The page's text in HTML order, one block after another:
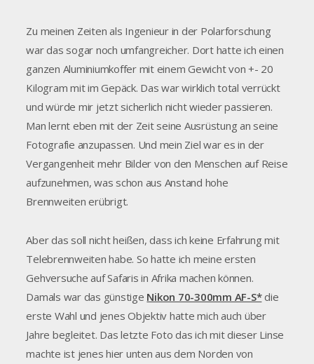
Zu meinen Zeiten als Ingenieur in der Polarforschung
war das sogar noch umfangreicher. Dort hatte ich einen
ganzen Aluminiumkoffer mit einem Gewicht von +- 20
Kilogram mit im Gepäck. Das war wirklich total verrückt
und würde mir jetzt sicherlich nicht wieder passieren.
Man lernt eben mit der Zeit seine Ausrüstung an seine
Fotografie anzupassen. Und mein Ziel war es in der
Vergangenheit mehr Bilder von den Menschen auf Reise
aufzunehmen, was schon aus Anstand hohe
Brennweiten erübrigt.
Aber das soll nicht heißen, dass ich keine Erfahrung mit
Telebrennweiten habe. So hatte ich meine ersten
Gehversuche auf Safaris in Afrika machen können.
Damals war das günstige Nikon 70-300mm AF-S*die
erste Wahl und jenes Objektiv hatte mich auch über
Jahre begleitet. Das letzte Foto das ich mit dieser Linse
machte ist jenes hier unten aus dem Norden von